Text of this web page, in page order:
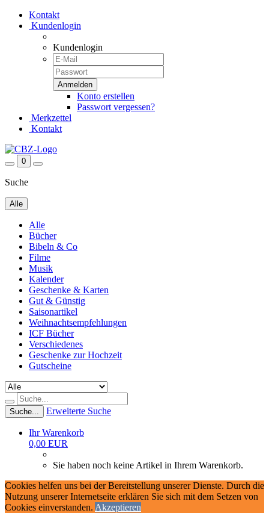
Kontakt
Kundenlogin
Kundenlogin
Konto erstellen
Passwort vergessen?
Merkzettel
Kontakt
0
Suche
Alle
Alle
Bücher
Bibeln & Co
Filme
Musik
Kalender
Geschenke & Karten
Gut & Günstig
Saisonartikel
Weihnachtsempfehlungen
ICF Bücher
Verschiedenes
Geschenke zur Hochzeit
Gutscheine
Suche... Erweiterte Suche
Ihr Warenkorb
0,00 EUR
Sie haben noch keine Artikel in Ihrem Warenkorb.
Cookies helfen uns bei der Bereitstellung unserer Dienste. Durch die
Nutzung unserer Internetseite erklären Sie sich mit dem Setzen von
Cookies einverstanden. Akzeptieren